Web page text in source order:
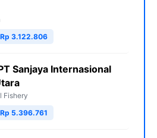
Rp 3.122.806
Sanjaya Internasional
Fishery
Rp 5.396.761